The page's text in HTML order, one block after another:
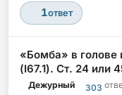
1ответ
«Бомба» в
(I67.1). Ст. 24 или
Дежурный 303